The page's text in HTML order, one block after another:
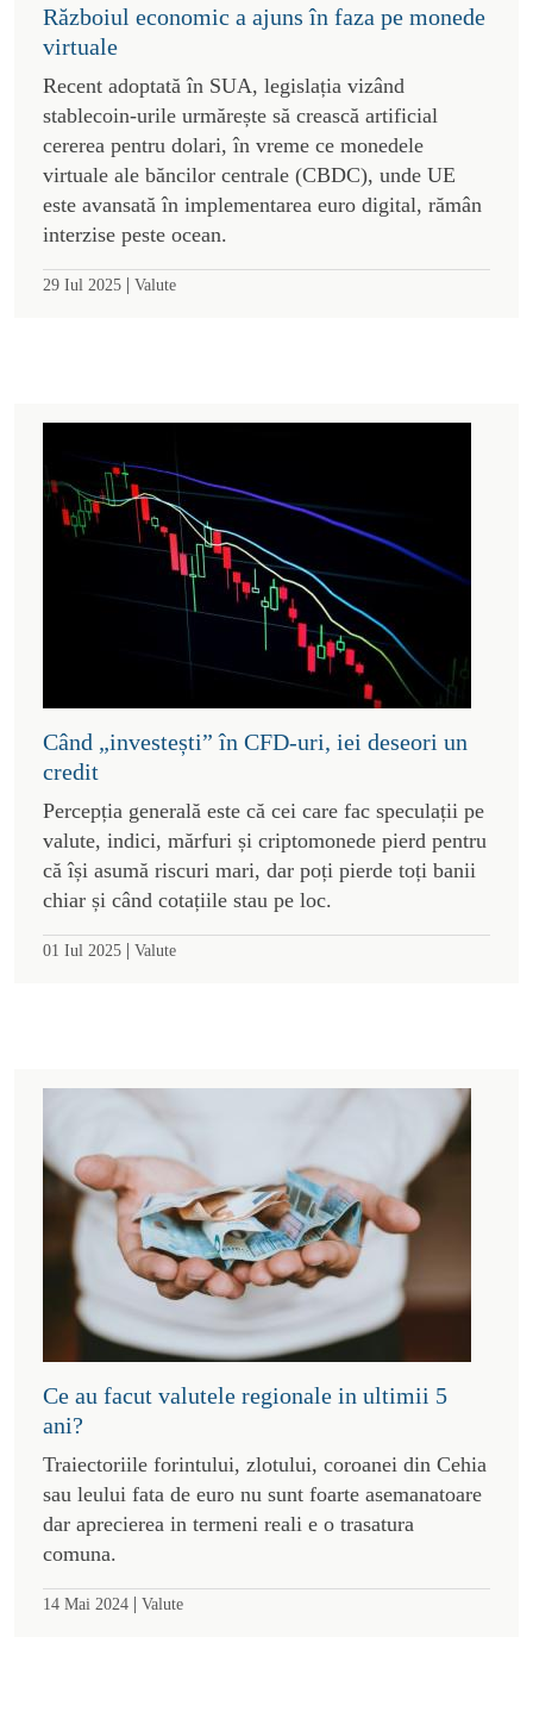
Războiul economic a ajuns în faza pe monede
virtuale
Recent adoptată în SUA, legislația vizând
stablecoin-urile urmărește să crească artificial
cererea pentru dolari, în vreme ce monedele
virtuale ale băncilor centrale (CBDC), unde UE
este avansată în implementarea euro digital, rămân
interzise peste ocean.
29 Iul 2025 | Valute
Când „investești” în CFD-uri, iei deseori un
credit
Percepția generală este că cei care fac speculații pe
valute, indici, mărfuri și criptomonede pierd pentru
că își asumă riscuri mari, dar poți pierde toți banii
chiar și când cotațiile stau pe loc.
01 Iul 2025 | Valute
Ce au facut valutele regionale in ultimii 5
ani?
Traiectoriile forintului, zlotului, coroanei din Cehia
sau leului fata de euro nu sunt foarte asemanatoare
dar aprecierea in termeni reali e o trasatura
comuna.
14 Mai 2024 | Valute